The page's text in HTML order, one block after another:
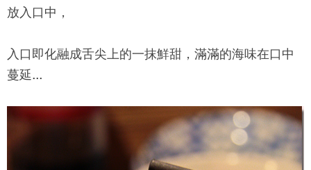
放入口中，
入口即化融成舌尖上的一抹鮮甜，滿滿的海味在口中
蔓延...